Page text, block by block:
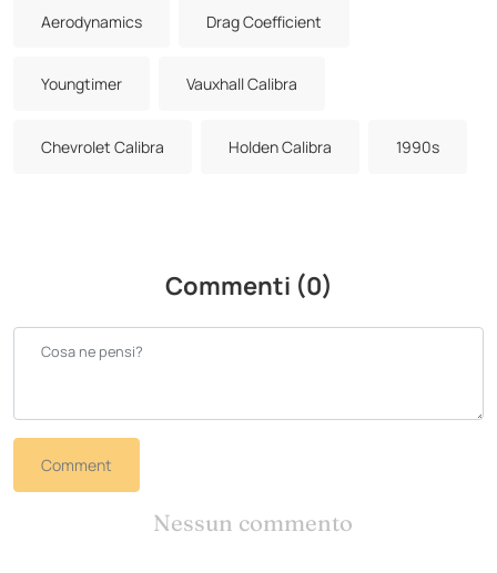
Aerodynamics Drag Coefficient
Youngtimer Vauxhall Calibra
Chevrolet Calibra Holden Calibra 1990s
Commenti (0)
Comment
Nessun commento